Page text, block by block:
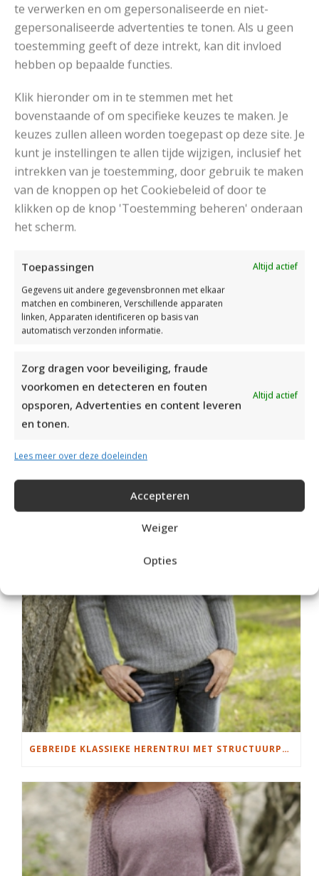
te verwerken en om gepersonaliseerde en niet-
gepersonaliseerde advertenties te tonen. Als u geen
toestemming geeft of deze intrekt, kan dit invloed
hebben op bepaalde functies.
Klik hieronder om in te stemmen met het
bovenstaande of om specifieke keuzes te maken. Je
keuzes zullen alleen worden toegepast op deze site. Je
kunt je instellingen te allen tijde wijzigen, inclusief het
intrekken van je toestemming, door gebruik te maken
van de knoppen op het Cookiebeleid of door te
klikken op de knop 'Toestemming beheren' onderaan
het scherm.
Toepassingen
Altijd actief
Gegevens uit andere gegevensbronnen met elkaar
matchen en combineren, Verschillende apparaten
linken, Apparaten identificeren op basis van
automatisch verzonden informatie.
Zorg dragen voor beveiliging, fraude
voorkomen en detecteren en fouten
opsporen, Advertenties en content leveren
en tonen.
Altijd actief
Lees meer over deze doeleinden
Accepteren
Weiger
Opties
Het Patroon
GEBREIDE KLASSIEKE HERENTRUI MET STRUCTUURPATROON